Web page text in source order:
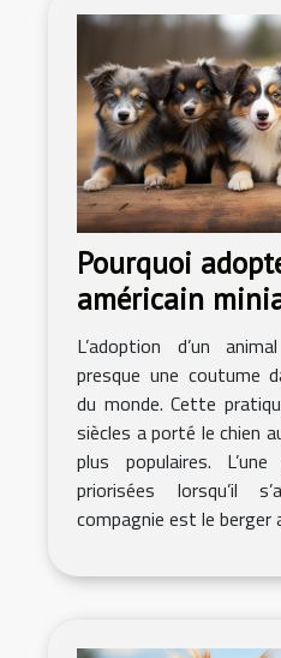
Pourquoi
américain
L’adoption d’un
presque une coutume
du monde. Cette
siècles a porté le chien
plus populaires.
priorisées lorsqu’il
compagnie est le berger